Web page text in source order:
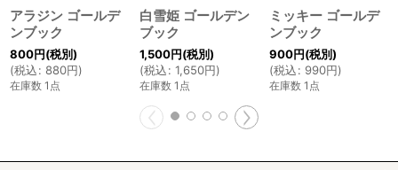
アラジン ゴールデ
ンブック
800円(税別)
(税込: 880円)
在庫数 1点
白雪姫 ゴールデン
ブック
1,500円(税別)
(税込: 1,650円)
在庫数 1点
ミッキー ゴールデ
ンブック
900円(税別)
(税込: 990円)
在庫数 1点